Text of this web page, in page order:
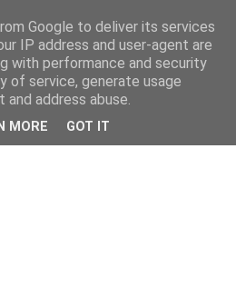
Google to deliver its services
IP address and user-agent are
with performance and security
of service, generate usage
address abuse.
MORE GOT IT